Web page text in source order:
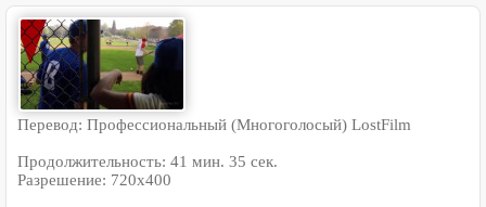
Перевод: Профессиональный (Многоголосый) LostFilm
Продолжительность: 41 мин. 35 сек.
Разрешение: 720x400